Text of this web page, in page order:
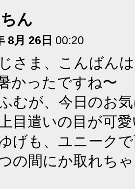
ん
8月 26日 00:20
さま、こんばん
かったですね〜
むが、今日のお
目遣いの目が可
げも、ユニーク
の間にか取れち